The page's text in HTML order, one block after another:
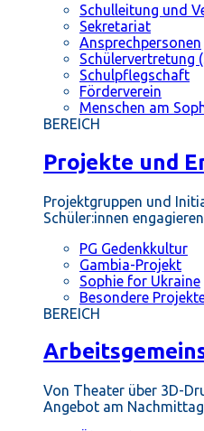
Schulleitung und
Sekretariat
Ansprechpersonen
Schülervertretung
Schulpflegschaft
Förderverein
Menschen am
BEREICH
Projekte und
Projektgruppen und
Schüler:innen engagieren.
PG Gedenkkultur
Gambia-Projekt
Sophie for Ukraine
Besondere
BEREICH
Von Theater über 3D-
Angebot am